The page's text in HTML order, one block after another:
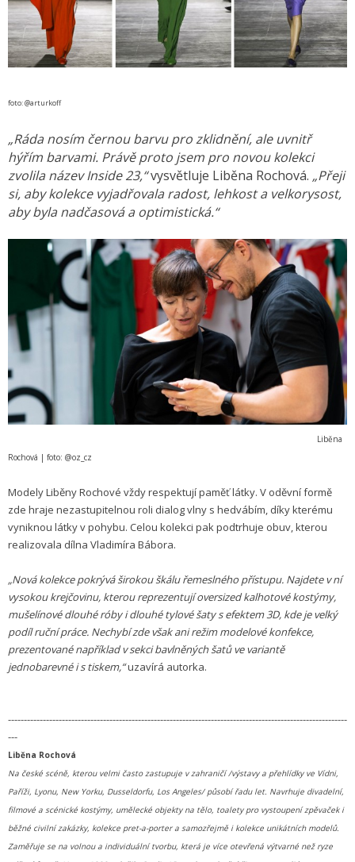
foto: @arturkoff
„Ráda nosím černou barvu pro zklidnění, ale uvnitř
hýřím barvami. Právě proto jsem pro novou kolekci
zvolila název Inside 23,“vysvětluje Liběna Rochová. „Přeji
si, aby kolekce vyjadřovala radost, lehkost a velkorysost,
aby byla nadčasová a optimistická.“
Liběna
Rochová | foto: @oz_cz
Modely Liběny Rochové vždy respektují paměť látky. V oděvní formě
zde hraje nezastupitelnou roli dialog vlny s hedvábím, díky kterému
vyniknou látky v pohybu. Celou kolekci pak podtrhuje obuv, kterou
realizovala dílna Vladimíra Bábora.
„Nová kolekce pokrývá širokou škálu řemeslného přístupu. Najdete v ní
vysokou krejčovinu, kterou reprezentují oversized kalhotové kostýmy,
mušelínové dlouhé róby i dlouhé tylové šaty s efektem 3D, kde je velký
podíl ruční práce. Nechybí zde však ani režim modelové konfekce,
prezentované například v sekci bavlněných šatů ve variantě
jednobarevné i s tiskem,“uzavírá autorka.
-----------------------------------------------------------------------------------------------------------
---
Liběna Rochová
Na české scéně, kterou velmi často zastupuje v zahraničí /výstavy a přehlídky ve Vídni,
Paříži, Lyonu, New Yorku, Dusseldorfu, Los Angeles/ působí řadu let. Navrhuje divadelní,
filmové a scénické kostýmy, umělecké objekty na tělo, toalety pro vystoupení zpěvaček i
běžné civilní zakázky, kolekce pret-a-porter a samozřejmě i kolekce unikátních modelů.
Zaměřuje se na volnou a individuální tvorbu, která je více otevřená výtvarné než ryze